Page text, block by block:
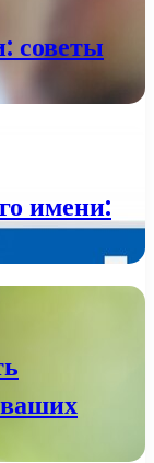
советы
имени: